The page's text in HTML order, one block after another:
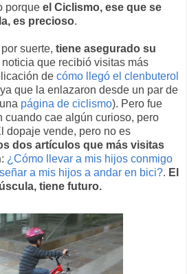
porque el Ciclismo, ese que se
es precioso.
suerte, tiene asegurado su
que recibió visitas más
de cómo llegó el clenbuterol
que la enlazaron desde un par de
página de ciclismo). Pero fue
cuando cae algún curioso, pero
dopaje vende, pero no es
dos artículos que más visitas
: ¿Cómo llevar a mis hijos conmigo
a mis hijos a andar en bici?. El
tiene futuro.